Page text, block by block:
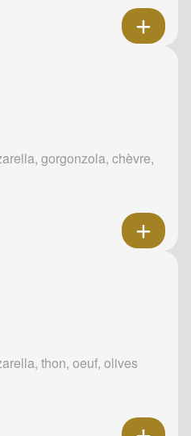
gorgonzola, chèvre,
thon, oeuf, olives